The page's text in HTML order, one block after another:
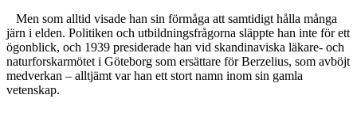
Men som alltid visade han sin förmåga att samtidigt hålla många
järn i elden. Politiken och utbildningsfrågorna släppte han inte för ett
ögonblick, och 1939 presiderade han vid skandinaviska läkare- och
naturforskarmötet i Göteborg som ersättare för Berzelius, som avböjt
medverkan – alltjämt var han ett stort namn inom sin gamla
vetenskap.